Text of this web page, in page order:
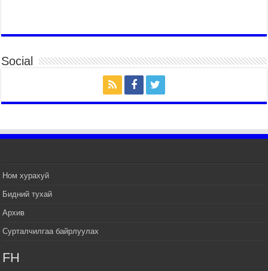
ТӨРИЙН ДАЛБААНЫ ӨДӨРТ ЗОРИУЛСАН
2026 оны 7 сар 14 / 17 цаг 47 минут
Өв соёлоо тээж яваа уяачдын галаар УИХ-ын
дарга С.Бямбацогт зочлон баяр хүргэв
2026 оны 7 сар 14 / 17 цаг 40 минут
наадмын нээлтэд оролцон, сурын талбай,
шагайн асарт зочиллоо
Монгол Улсын Их Хурлын дарга С.Бямбацогт
2026 оны 7 сар 14 / 17 цаг 09 минут
УИХ-ын дарга С.Бямбацогт БНХАУ-аас Монгол
хүлээн авч уулзав
Social
Ном хурахуй
Бидний тухай
Архив
Сурталчилгаа байрлуулах
FH